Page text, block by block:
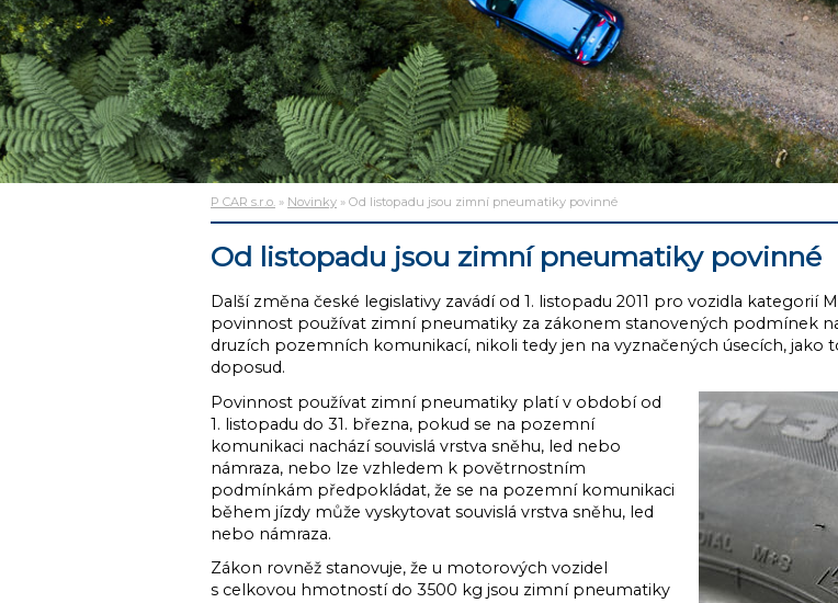
P CAR s.r.o. » Novinky » Od listopadu jsou zimní pneumatiky povinné
Od listopadu jsou zimní pneumatiky povinné
Další změna české legislativy zavádí od 1. listopadu 2011 pro vozidla kategorií
povinnost používat zimní pneumatiky za zákonem stanovených podmínek
druzích pozemních komunikací, nikoli tedy jen na vyznačených úsecích, jako
doposud.
Povinnost používat zimní pneumatiky platí v období od
1. listopadu do 31. března, pokud se na pozemní
komunikaci nachází souvislá vrstva sněhu, led nebo
námraza, nebo lze vzhledem k povětrnostním
podmínkám předpokládat, že se na pozemní komunikaci
během jízdy může vyskytovat souvislá vrstva sněhu, led
nebo námraza.
Zákon rovněž stanovuje, že u motorových vozidel
s celkovou hmotností do 3500 kg jsou zimní pneumatiky